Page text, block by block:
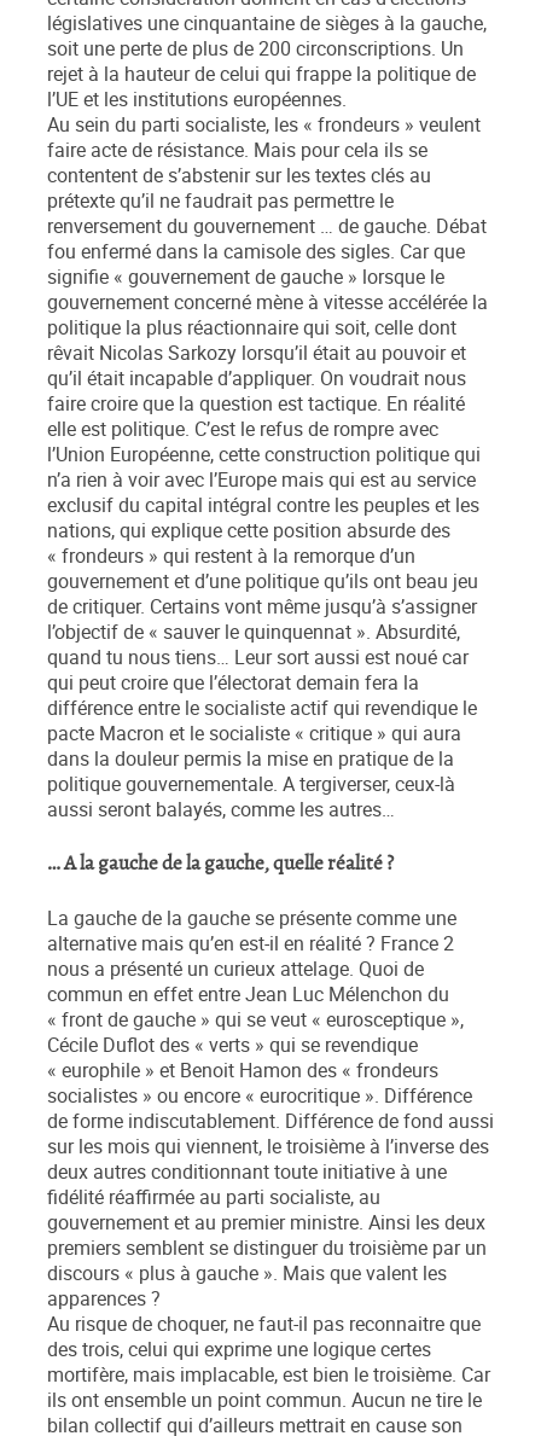
législatives une cinquantaine de sièges à la gauche,
soit une perte de plus de 200 circonscriptions. Un
rejet à la hauteur de celui qui frappe la politique de
l’UE et les institutions européennes.
Au sein du parti socialiste, les « frondeurs » veulent
faire acte de résistance. Mais pour cela ils se
contentent de s’abstenir sur les textes clés au
prétexte qu’il ne faudrait pas permettre le
renversement du gouvernement … de gauche. Débat
fou enfermé dans la camisole des sigles. Car que
signifie « gouvernement de gauche » lorsque le
gouvernement concerné mène à vitesse accélérée la
politique la plus réactionnaire qui soit, celle dont
rêvait Nicolas Sarkozy lorsqu’il était au pouvoir et
qu’il était incapable d’appliquer. On voudrait nous
faire croire que la question est tactique. En réalité
elle est politique. C’est le refus de rompre avec
l’Union Européenne, cette construction politique qui
n’a rien à voir avec l’Europe mais qui est au service
exclusif du capital intégral contre les peuples et les
nations, qui explique cette position absurde des
« frondeurs » qui restent à la remorque d’un
gouvernement et d’une politique qu’ils ont beau jeu
de critiquer. Certains vont même jusqu’à s’assigner
l’objectif de « sauver le quinquennat ». Absurdité,
quand tu nous tiens… Leur sort aussi est noué car
qui peut croire que l’électorat demain fera la
différence entre le socialiste actif qui revendique le
pacte Macron et le socialiste « critique » qui aura
dans la douleur permis la mise en pratique de la
politique gouvernementale. A tergiverser, ceux-là
aussi seront balayés, comme les autres…
… A la gauche de la gauche, quelle réalité ?
La gauche de la gauche se présente comme une
alternative mais qu’en est-il en réalité ? France 2
nous a présenté un curieux attelage. Quoi de
commun en effet entre Jean Luc Mélenchon du
« front de gauche » qui se veut « eurosceptique »,
Cécile Duflot des « verts » qui se revendique
« europhile » et Benoit Hamon des « frondeurs
socialistes » ou encore « eurocritique ». Différence
de forme indiscutablement. Différence de fond aussi
sur les mois qui viennent, le troisième à l’inverse des
deux autres conditionnant toute initiative à une
fidélité réaffirmée au parti socialiste, au
gouvernement et au premier ministre. Ainsi les deux
premiers semblent se distinguer du troisième par un
discours « plus à gauche ». Mais que valent les
apparences ?
Au risque de choquer, ne faut-il pas reconnaitre que
des trois, celui qui exprime une logique certes
mortifère, mais implacable, est bien le troisième. Car
ils ont ensemble un point commun. Aucun ne tire le
bilan collectif qui d’ailleurs mettrait en cause son